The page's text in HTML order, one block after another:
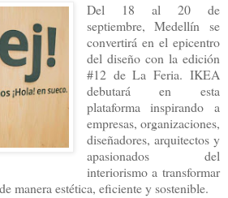
Del 18 al 20 de
septiembre, Medellín se
convertirá en el epicentro
del diseño con la edición
#12 de La Feria. IKEA
debutará en esta
plataforma inspirando a
empresas, organizaciones,
diseñadores, arquitectos y
apasionados del
interiorismo a transformar
manera estética, eficiente y sostenible.